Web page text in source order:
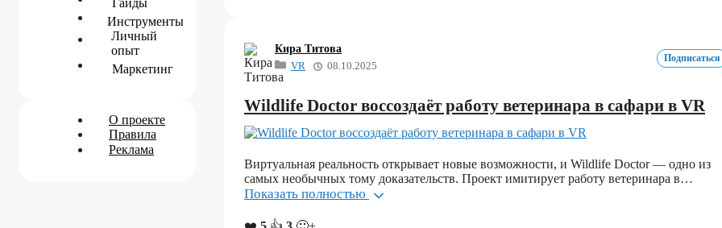
Кира Титова
VR
08.10.2025
Подписаться
Wildlife Doctor воссоздаёт работу ветеринара в сафари в VR
Виртуальная реальность открывает новые возможности, и Wildlife Doctor — одно из
самых необычных тому доказательств. Проект имитирует работу ветеринара в…
Показать полностью
Гайды
Инструменты
Личный
опыт
Маркетинг
О проекте
Правила
Реклама